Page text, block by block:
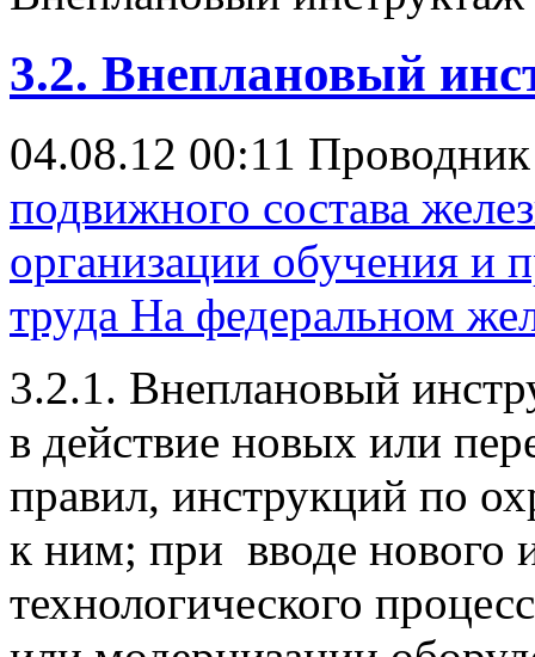
3.2. Внеплановый
04.08.12 00:11
подвижного состава
организации обучения и
труда На федеральном
3.2.1. Внеплановый
в действие новых или
правил, инструкций по
к ним; при вводе нового
технологического